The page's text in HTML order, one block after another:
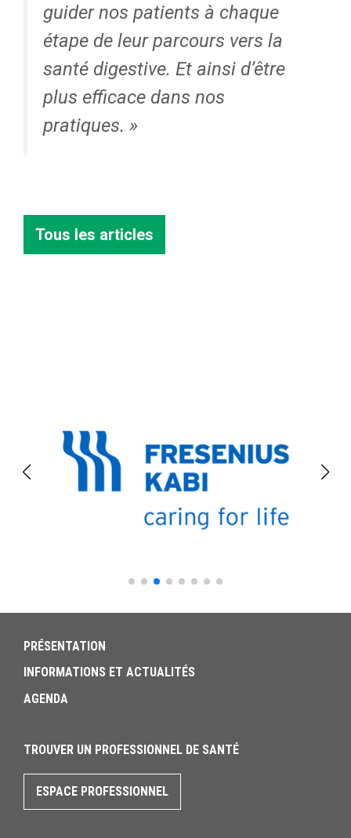
guider nos patients à chaque
étape de leur parcours vers la
santé digestive. Et ainsi d’être
plus efficace dans nos
pratiques. »
Tous les articles
PRÉSENTATION
INFORMATIONS ET ACTUALITÉS
AGENDA
TROUVER UN PROFESSIONNEL DE SANTÉ
ESPACE PROFESSIONNEL